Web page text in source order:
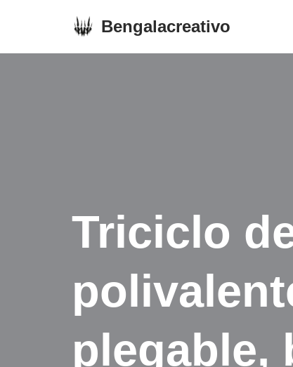
Bengalacreativo
Triciclo
plegable,